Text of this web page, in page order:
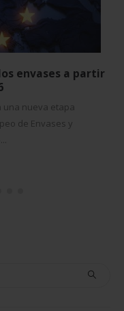
envasado se ha
se ha quedado
a otra supone